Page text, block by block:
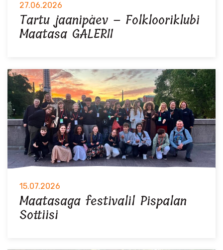
27.06.2026
Tartu jaanipäev – Folklooriklubi
Maatasa GALERII
15.07.2026
Maatasaga festivalil Pispalan
Sottiisi